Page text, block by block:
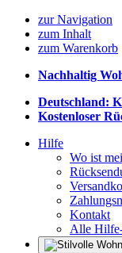
zur Navigation
zum Inhalt
zum Warenkorb
Nachhaltig
Deutschland:
Kostenloser
Hilfe
Wo ist
Kontakt
Alle